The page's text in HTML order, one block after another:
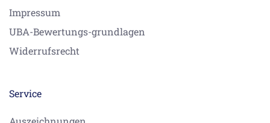
Impressum
UBA-Bewertungs-grundlagen
Widerrufsrecht
Service